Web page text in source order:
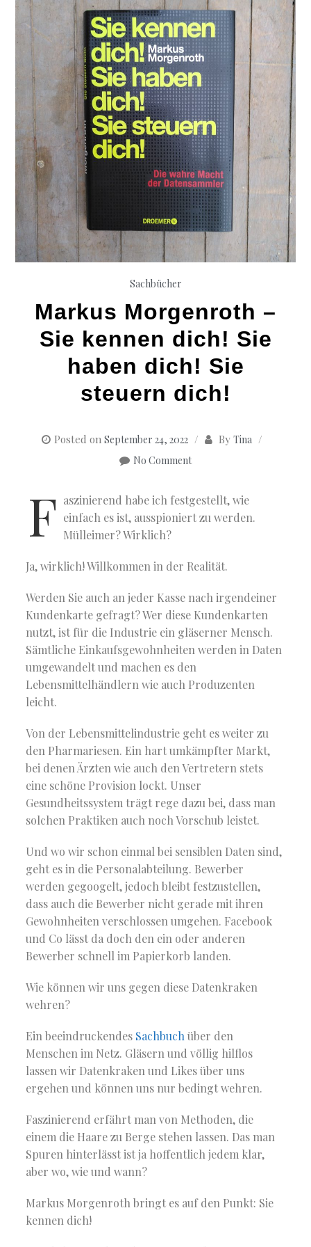
Sachbücher
Markus Morgenroth –
Sie kennen dich! Sie
haben dich! Sie
steuern dich!
Posted on September 24, 2022 By Tina
No Comment
F aszinierend habe ich festgestellt, wie
einfach es ist, ausspioniert zu werden.
Mülleimer? Wirklich?
Ja, wirklich! Willkommen in der Realität.
Werden Sie auch an jeder Kasse nach irgendeiner
Kundenkarte gefragt? Wer diese Kundenkarten
nutzt, ist für die Industrie ein gläserner Mensch.
Sämtliche Einkaufsgewohnheiten werden in Daten
umgewandelt und machen es den
Lebensmittelhändlern wie auch Produzenten
leicht.
Von der Lebensmittelindustrie geht es weiter zu
den Pharmariesen. Ein hart umkämpfter Markt,
bei denen Ärzten wie auch den Vertretern stets
eine schöne Provision lockt. Unser
Gesundheitssystem trägt rege dazu bei, dass man
solchen Praktiken auch noch Vorschub leistet.
Und wo wir schon einmal bei sensiblen Daten sind,
geht es in die Personalabteilung. Bewerber
werden gegoogelt, jedoch bleibt festzustellen,
dass auch die Bewerber nicht gerade mit ihren
Gewohnheiten verschlossen umgehen. Facebook
und Co lässt da doch den ein oder anderen
Bewerber schnell im Papierkorb landen.
Wie können wir uns gegen diese Datenkraken
wehren?
Ein beeindruckendes Sachbuchüber den
Menschen im Netz. Gläsern und völlig hilflos
lassen wir Datenkraken und Likes über uns
ergehen und können uns nur bedingt wehren.
Faszinierend erfährt man von Methoden, die
einem die Haare zu Berge stehen lassen. Das man
Spuren hinterlässt ist ja hoffentlich jedem klar,
aber wo, wie und wann?
Markus Morgenroth bringt es auf den Punkt: Sie
kennen dich!